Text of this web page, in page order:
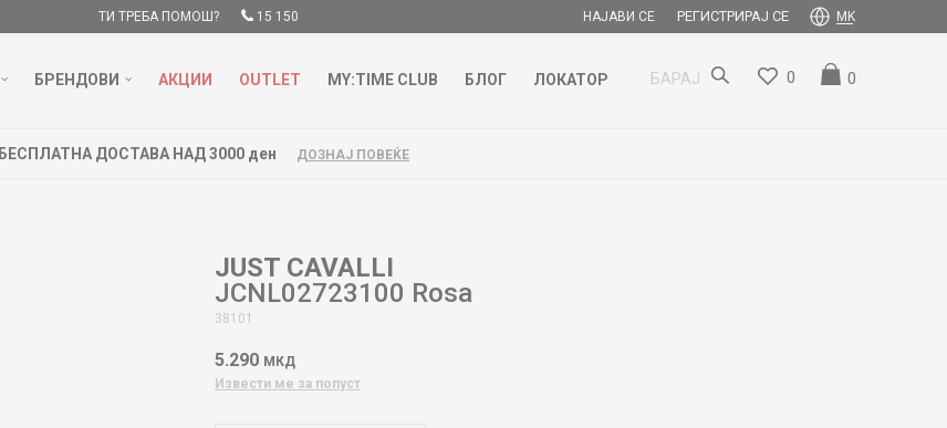
ТИ ТРЕБА ПОМОШ? 15 150 НАЈАВИ СЕ РЕГИСТРИРАЈ СЕ MK
БРЕНДОВИ АКЦИИ OUTLET MY:TIME CLUB БЛОГ ЛОКАТОР БАРАЈ 0
0
БЕСПЛАТНА ДОСТАВА НАД 3000 ден ДОЗНАЈ ПОВЕЌЕ
JUST CAVALLI
JCNL02723100 Rosa
38101
5.290 МКД
Извести ме за попуст